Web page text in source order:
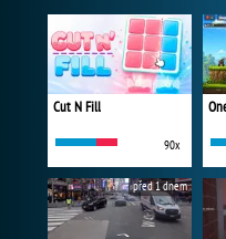
Cut N Fill
90x
před 1 dnem